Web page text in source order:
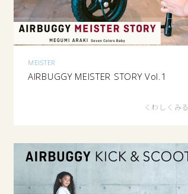
MEISTER
AIRBUGGY MEISTER STORY Vol.1
くわしくみる